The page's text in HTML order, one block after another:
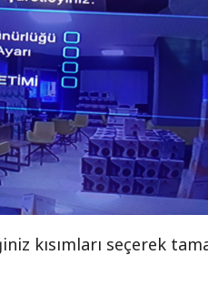
kısımları seçerek